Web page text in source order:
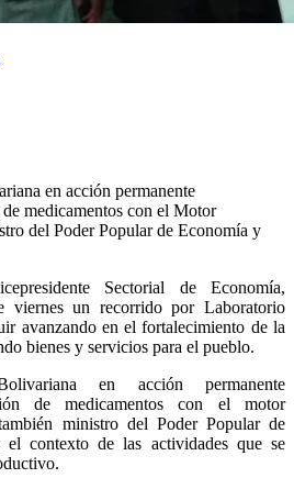
en acción permanente
medicamentos con el Motor
del Poder Popular de Economía y
Sectorial de Economía,
viernes un recorrido por Laboratorio
avanzando en el fortalecimiento de la
bienes y servicios para el pueblo.
en acción permanente
de medicamentos con el motor
ministro del Poder Popular de
contexto de las actividades que se